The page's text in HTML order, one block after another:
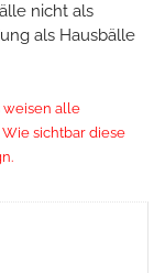
nicht als
als Hausbälle
weisen alle
sichtbar diese